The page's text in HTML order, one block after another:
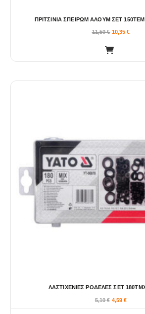
ΠΡΙΤΣΙΝΙΑ ΣΠΕΙΡΩΜ ΑΛΟΥΜ ΣΕΤ 150ΤΕΜ
11,50€ 10,35€
ΛΑΣΤΙΧΕΝΙΕΣ ΡΟΔΕΛΕΣ ΣΕΤ
5,10€ 4,59€